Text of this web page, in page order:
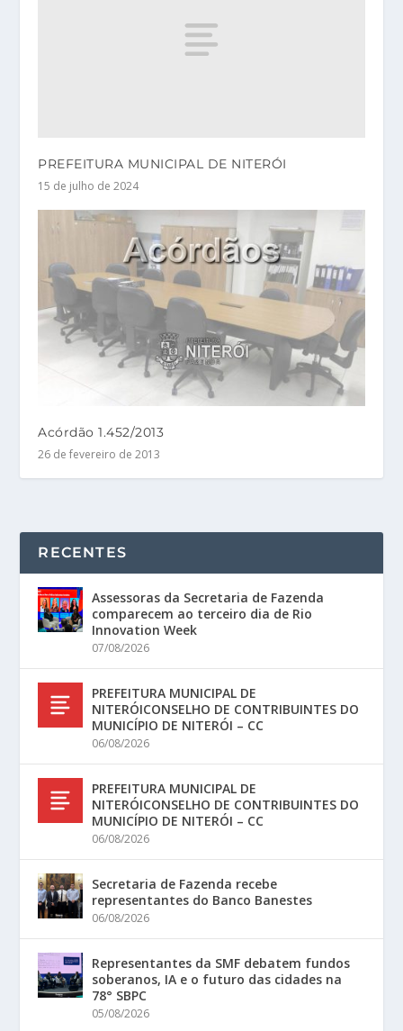
PREFEITURA MUNICIPAL DE NITERÓI
15 de julho de 2024
Acórdão 1.452/2013
26 de fevereiro de 2013
RECENTES
Assessoras da Secretaria de Fazenda
comparecem ao terceiro dia de Rio
Innovation Week
07/08/2026
PREFEITURA MUNICIPAL DE
NITERÓICONSELHO DE CONTRIBUINTES DO
MUNICÍPIO DE NITERÓI – CC
06/08/2026
PREFEITURA MUNICIPAL DE
NITERÓICONSELHO DE CONTRIBUINTES DO
MUNICÍPIO DE NITERÓI – CC
06/08/2026
Secretaria de Fazenda recebe
representantes do Banco Banestes
06/08/2026
Representantes da SMF debatem fundos
soberanos, IA e o futuro das cidades na
78° SBPC
05/08/2026